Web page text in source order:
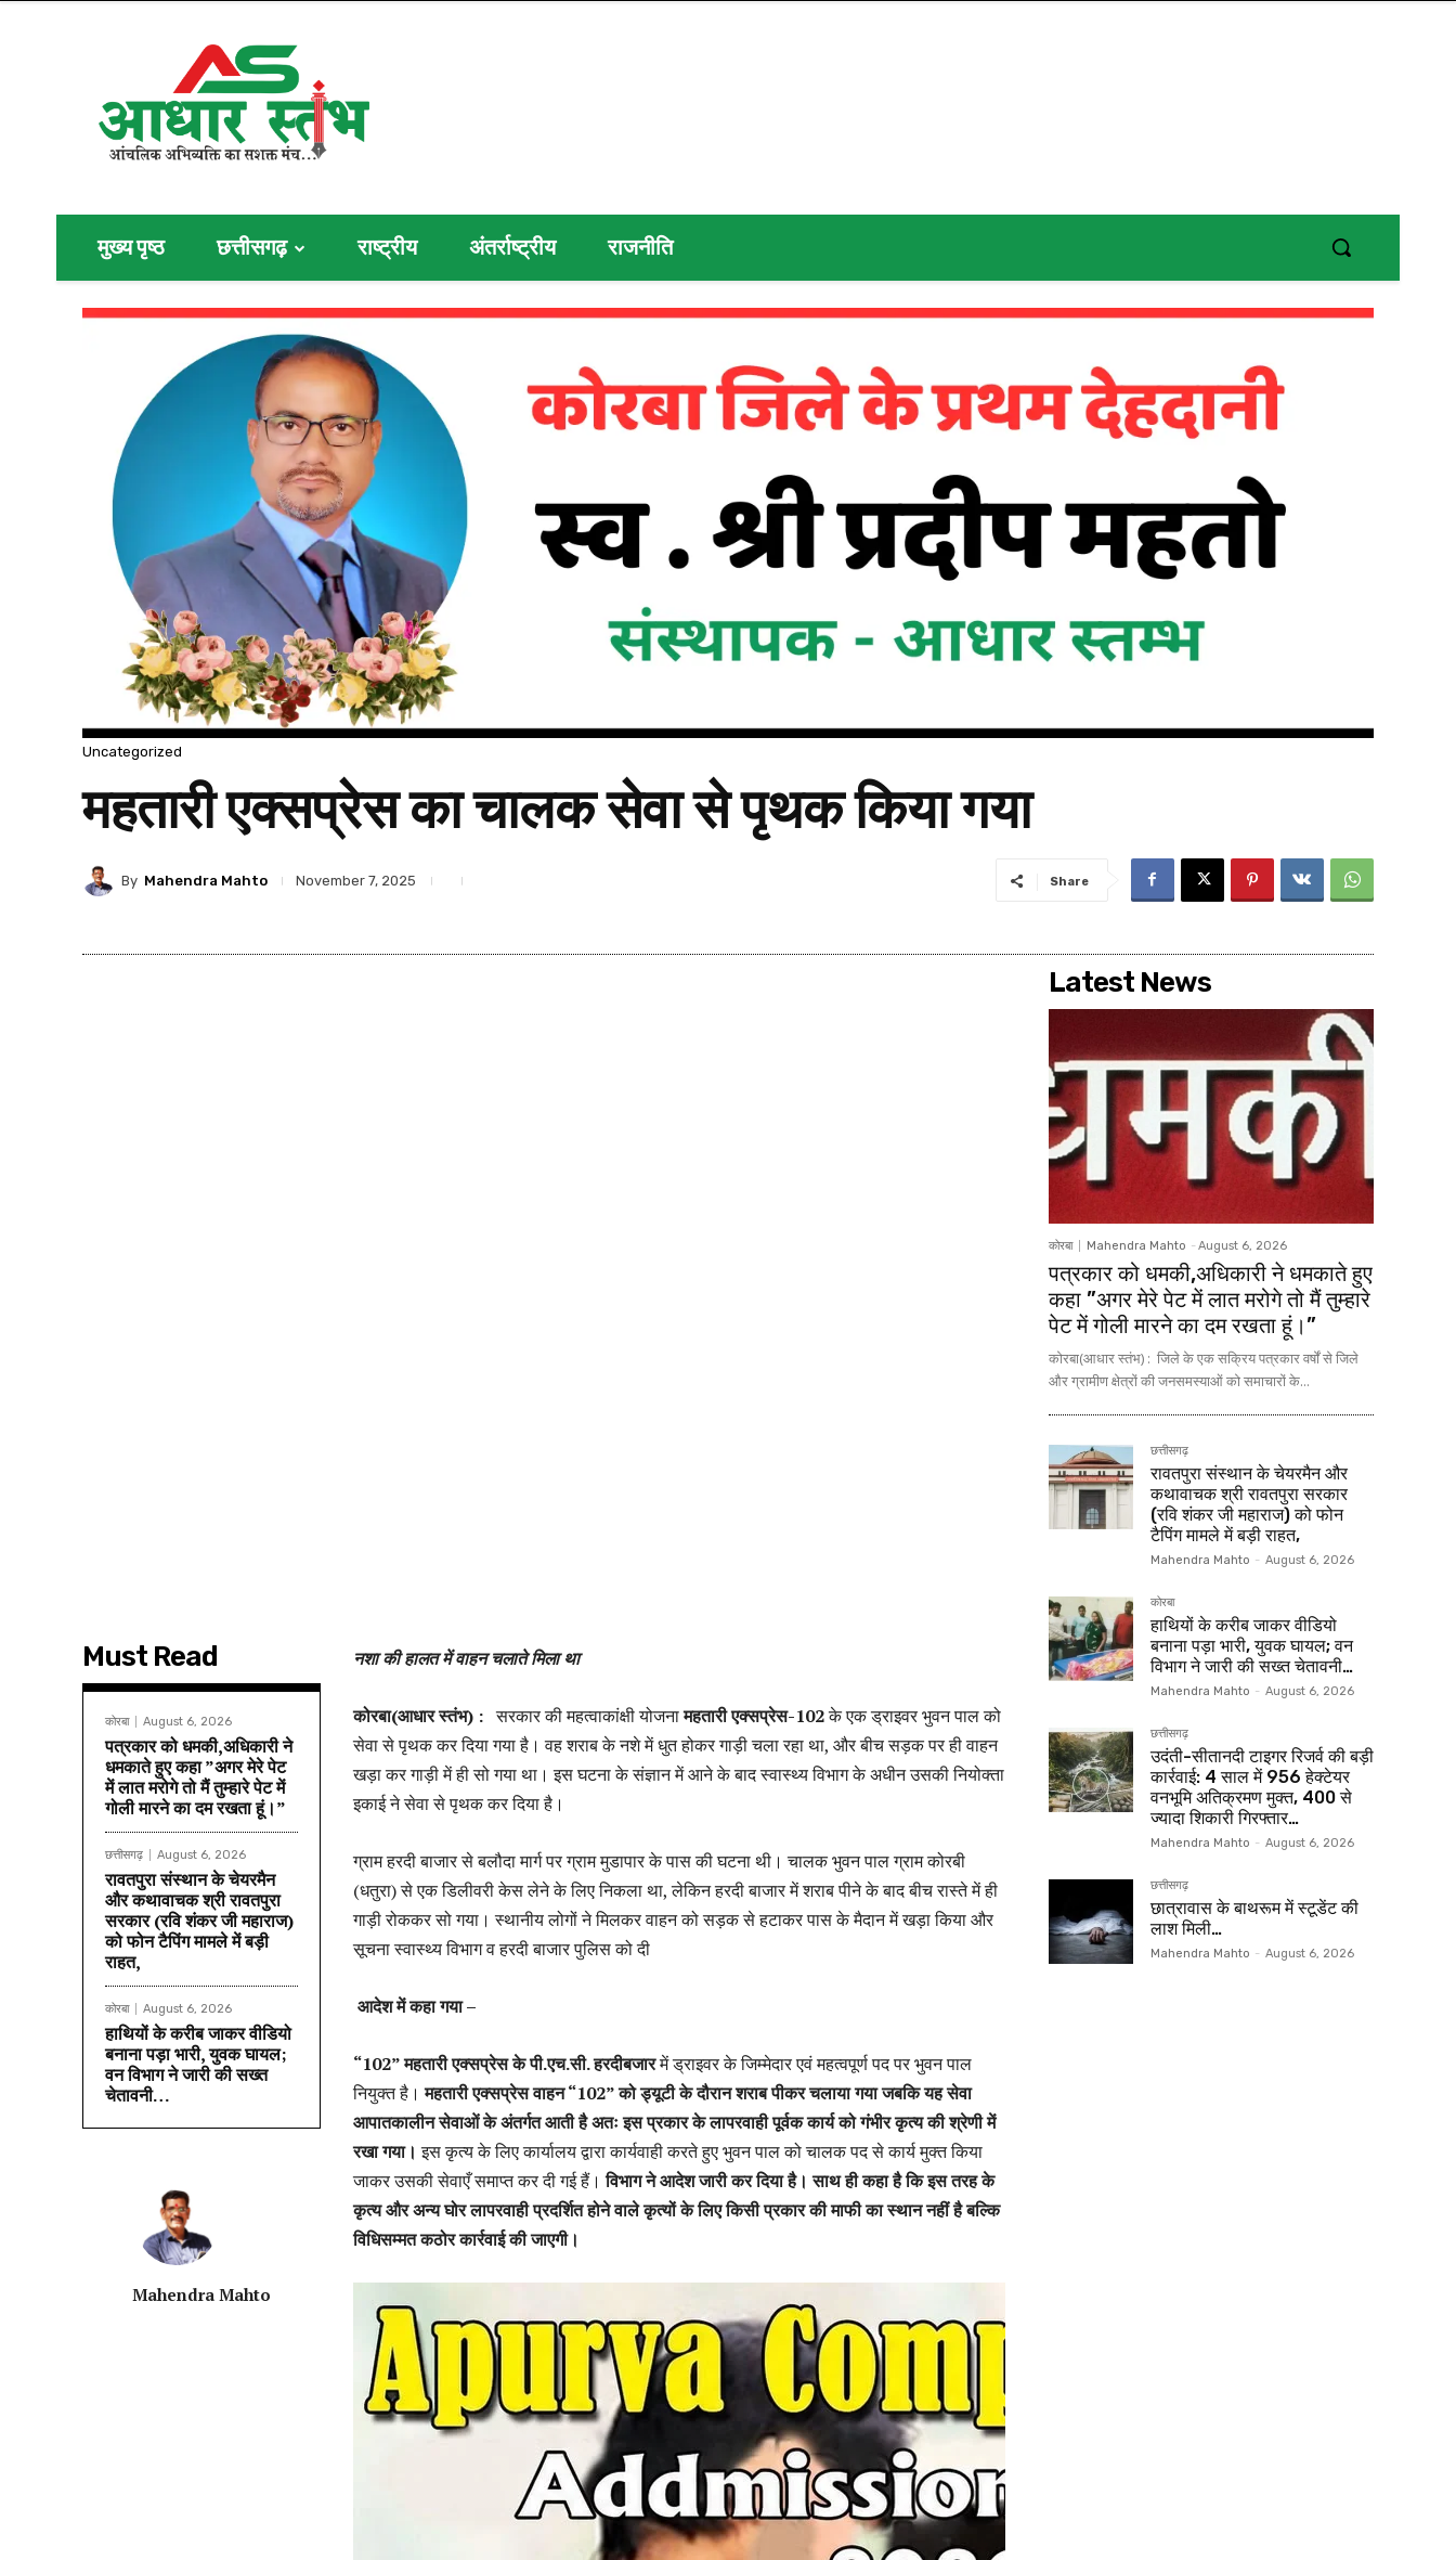
मुख्य पृष्ठ छत्तीसगढ़ राष्ट्रीय अंतर्राष्ट्रीय राजनीति
Uncategorized
महतारी एक्सप्रेस का चालक सेवा से पृथक किया गया
By Mahendra Mahto November 7, 2025 Share
Must Read
कोरबा August 6, 2026
पत्रकार को धमकी,अधिकारी ने
धमकाते हुए कहा ”अगर मेरे पेट
में लात मरोगे तो मैं तुम्हारे पेट में
गोली मारने का दम रखता हूं।”
छत्तीसगढ़ August 6, 2026
रावतपुरा संस्थान के चेयरमैन
और कथावाचक श्री रावतपुरा
सरकार (रवि शंकर जी महाराज)
को फोन टैपिंग मामले में बड़ी
राहत,
कोरबा August 6, 2026
हाथियों के करीब जाकर वीडियो
बनाना पड़ा भारी, युवक घायल;
वन विभाग ने जारी की सख्त
चेतावनी…
Mahendra Mahto
नशा की हालत में वाहन चलाते मिला था
कोरबा(आधार स्तंभ) : सरकार की महत्वाकांक्षी योजनामहतारी एक्सप्रेस-102के एक ड्राइवर भुवन पाल को
सेवा से पृथक कर दिया गया है। वह शराब के नशे में धुत होकर गाड़ी चला रहा था, और बीच सड़क पर ही वाहन
खड़ा कर गाड़ी में ही सो गया था। इस घटना के संज्ञान में आने के बाद स्वास्थ्य विभाग के अधीन उसकी नियोक्ता
इकाई ने सेवा से पृथक कर दिया है।
ग्राम हरदी बाजार से बलौदा मार्ग पर ग्राम मुडापार के पास की घटना थी। चालक भुवन पाल ग्राम कोरबी
(धतुरा) से एक डिलीवरी केस लेने के लिए निकला था, लेकिन हरदी बाजार में शराब पीने के बाद बीच रास्ते में ही
गाड़ी रोककर सो गया। स्थानीय लोगों ने मिलकर वाहन को सड़क से हटाकर पास के मैदान में खड़ा किया और
सूचना स्वास्थ्य विभाग व हरदी बाजार पुलिस को दी
आदेश में कहा गया –
“102” महतारी एक्सप्रेस के पी.एच.सी. हरदीबजारमें ड्राइवर के जिम्मेदार एवं महत्वपूर्ण पद पर भुवन पाल
नियुक्त है।महतारी एक्सप्रेस वाहन “102” को ड्यूटी के दौरान शराब पीकर चलाया गया जबकि यह सेवा
आपातकालीन सेवाओं के अंतर्गत आती है अतः इस प्रकार के लापरवाही पूर्वक कार्य को गंभीर कृत्य की श्रेणी में
रखा गया। इस कृत्य के लिए कार्यालय द्वारा कार्यवाही करते हुए भुवन पाल को चालक पद से कार्य मुक्त किया
जाकर उसकी सेवाएँ समाप्त कर दी गई हैं।विभाग ने आदेश जारी कर दिया है। साथ ही कहा है कि इस तरह के
कृत्य और अन्य घोर लापरवाही प्रदर्शित होने वाले कृत्यों के लिए किसी प्रकार की माफी का स्थान नहीं है बल्कि
विधिसम्मत कठोर कार्रवाई की जाएगी।
Latest News
कोरबा Mahendra Mahto - August 6, 2026
पत्रकार को धमकी,अधिकारी ने धमकाते हुए
कहा ”अगर मेरे पेट में लात मरोगे तो मैं तुम्हारे
पेट में गोली मारने का दम रखता हूं।”
कोरबा(आधार स्तंभ) : जिले के एक सक्रिय पत्रकार वर्षों से जिले
और ग्रामीण क्षेत्रों की जनसमस्याओं को समाचारों के...
छत्तीसगढ़
रावतपुरा संस्थान के चेयरमैन और
कथावाचक श्री रावतपुरा सरकार
(रवि शंकर जी महाराज) को फोन
टैपिंग मामले में बड़ी राहत,
Mahendra Mahto - August 6, 2026
कोरबा
हाथियों के करीब जाकर वीडियो
बनाना पड़ा भारी, युवक घायल; वन
विभाग ने जारी की सख्त चेतावनी…
Mahendra Mahto - August 6, 2026
छत्तीसगढ़
उदंती-सीतानदी टाइगर रिजर्व की बड़ी
कार्रवाई: 4 साल में 956 हेक्टेयर
वनभूमि अतिक्रमण मुक्त, 400 से
ज्यादा शिकारी गिरफ्तार…
Mahendra Mahto - August 6, 2026
छत्तीसगढ़
छात्रावास के बाथरूम में स्टूडेंट की
लाश मिली…
Mahendra Mahto - August 6, 2026